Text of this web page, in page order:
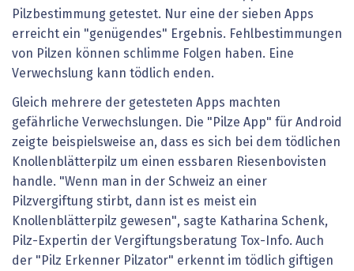
Pilzbestimmung getestet. Nur eine der sieben Apps
erreicht ein "genügendes" Ergebnis. Fehlbestimmungen
von Pilzen können schlimme Folgen haben. Eine
Verwechslung kann tödlich enden.
Gleich mehrere der getesteten Apps machten
gefährliche Verwechslungen. Die "Pilze App" für Android
zeigte beispielsweise an, dass es sich bei dem tödlichen
Knollenblätterpilz um einen essbaren Riesenbovisten
handle. "Wenn man in der Schweiz an einer
Pilzvergiftung stirbt, dann ist es meist ein
Knollenblätterpilz gewesen", sagte Katharina Schenk,
Pilz-Expertin der Vergiftungsberatung Tox-Info. Auch
der "Pilz Erkenner Pilzator" erkennt im tödlich giftigen